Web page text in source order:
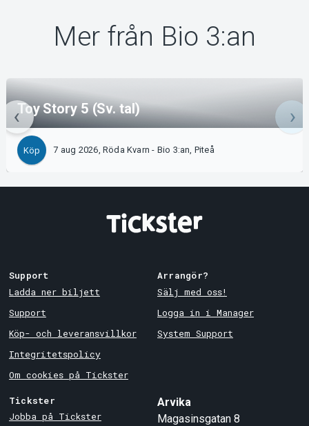
Mer från Bio 3:an
Toy Story 5 (Sv. tal)
Köp 7 aug 2026, Röda Kvarn - Bio 3:an, Piteå
Support
Ladda ner biljett
Support
Köp- och leveransvillkor
Integritetspolicy
Om cookies på Tickster
Arrangör?
Sälj med oss!
Logga in i Manager
System Support
Tickster
Jobba på Tickster
Arvika
Magasinsgatan 8